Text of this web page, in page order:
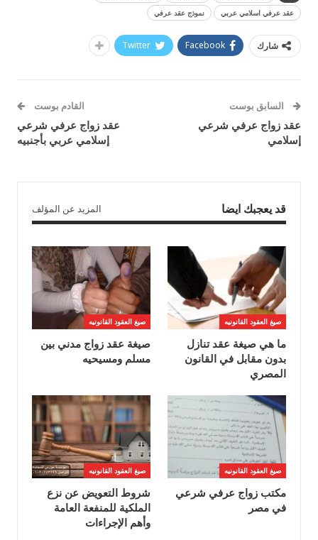
عقد عرفي اسلامي عربي
نموذج عقد عرفي
شارك Facebook
Twitter
السابق بوست
عقد زواج عرفي شرعي
إسلامي
القادم بوست
عقد زواج عرفي شرعي
إسلامي عربي بأجنبيه
قد يعجبك ايضا المزيد عن المؤلف
صيغ العقود القانونيه
ما هي صيغة عقد تنازل
بدون مقابل في القانون
المصري
صيغ العقود القانونيه
صيغة عقد زواج مدني بين
مسلم ومسيحيه
صيغ العقود القانونيه
مكتب زواج عرفي شرعي
في مصر
صيغ العقود القانونيه
شروط التعويض عن نزع
الملكية للمنفعة العامة
وأهم الإجراءات